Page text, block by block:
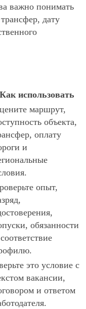
важно понимать
дату
Как использовать
маршрут,
объекта,
оплату
и
опыт,
обязанности
это условие с
вакансии,
и ответом